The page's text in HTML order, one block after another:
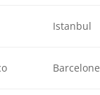
Istanbul
Barcelone